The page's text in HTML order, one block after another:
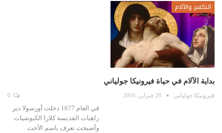
التكفير والآلام
بداية الآلام في حياة فيرونيكا جولياني
فيرونيكا جولياني 28 فبراير، 2016
في العام 1677 دخلت أورسولا دير
راهبات القديسة كلارا الكبوشيات
وأصبحت تعرف باسم الأخت